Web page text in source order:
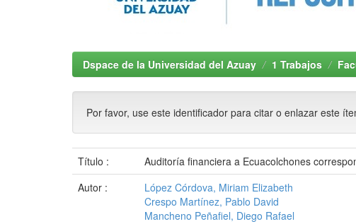
Dspace de la Universidad del Azuay 1 Trabajos
Por favor, use este identificador para citar o enlazar este
Título :
Auditoría financiera a Ecuacolchones
Autor :
López Córdova, Miriam Elizabeth
Crespo Martínez, Pablo David
Mancheno Peñafiel, Diego Rafael